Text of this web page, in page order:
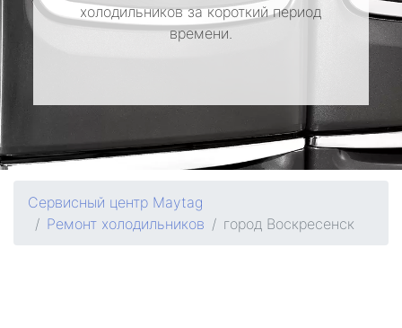
холодильников за короткий период
времени.
Сервисный центр Maytag
Ремонт холодильников
город Воскресенск